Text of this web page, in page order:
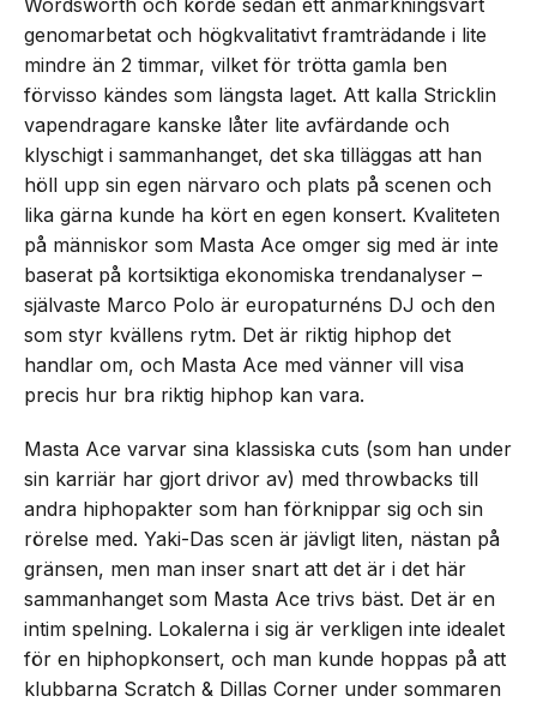
Wordsworth och körde sedan ett anmärkningsvärt
genomarbetat och högkvalitativt framträdande i lite
mindre än 2 timmar, vilket för trötta gamla ben
förvisso kändes som längsta laget. Att kalla Stricklin
vapendragare kanske låter lite avfärdande och
klyschigt i sammanhanget, det ska tilläggas att han
höll upp sin egen närvaro och plats på scenen och
lika gärna kunde ha kört en egen konsert. Kvaliteten
på människor som Masta Ace omger sig med är inte
baserat på kortsiktiga ekonomiska trendanalyser –
självaste Marco Polo är europaturnéns DJ och den
som styr kvällens rytm. Det är riktig hiphop det
handlar om, och Masta Ace med vänner vill visa
precis hur bra riktig hiphop kan vara.
Masta Ace varvar sina klassiska cuts (som han under
sin karriär har gjort drivor av) med throwbacks till
andra hiphopakter som han förknippar sig och sin
rörelse med. Yaki-Das scen är jävligt liten, nästan på
gränsen, men man inser snart att det är i det här
sammanhanget som Masta Ace trivs bäst. Det är en
intim spelning. Lokalerna i sig är verkligen inte idealet
för en hiphopkonsert, och man kunde hoppas på att
klubbarna Scratch & Dillas Corner under sommaren